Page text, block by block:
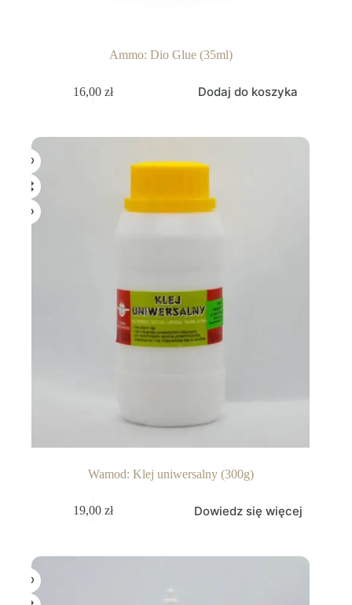
Ammo: Dio Glue (35ml)
16,00zł Dodaj do koszyka
Wamod: Klej uniwersalny (300g)
19,00zł Dowiedz się więcej